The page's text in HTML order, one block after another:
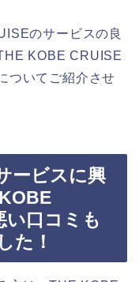
のサービスの良
KOBE CRUISE
ついてご紹介させ
ービスに興
い口コミも
た！